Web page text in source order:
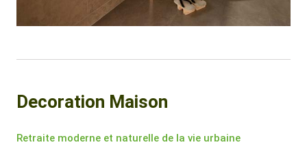
Decoration Maison
Retraite moderne et naturelle de la vie urbaine